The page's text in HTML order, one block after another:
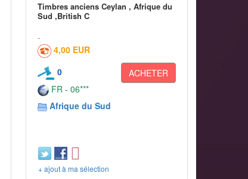
Timbres anciens Ceylan , Afrique du
Sud ,British C
4,00 EUR
0
ACHETER
FR - 06***
Afrique du Sud
+ ajout à ma sélection